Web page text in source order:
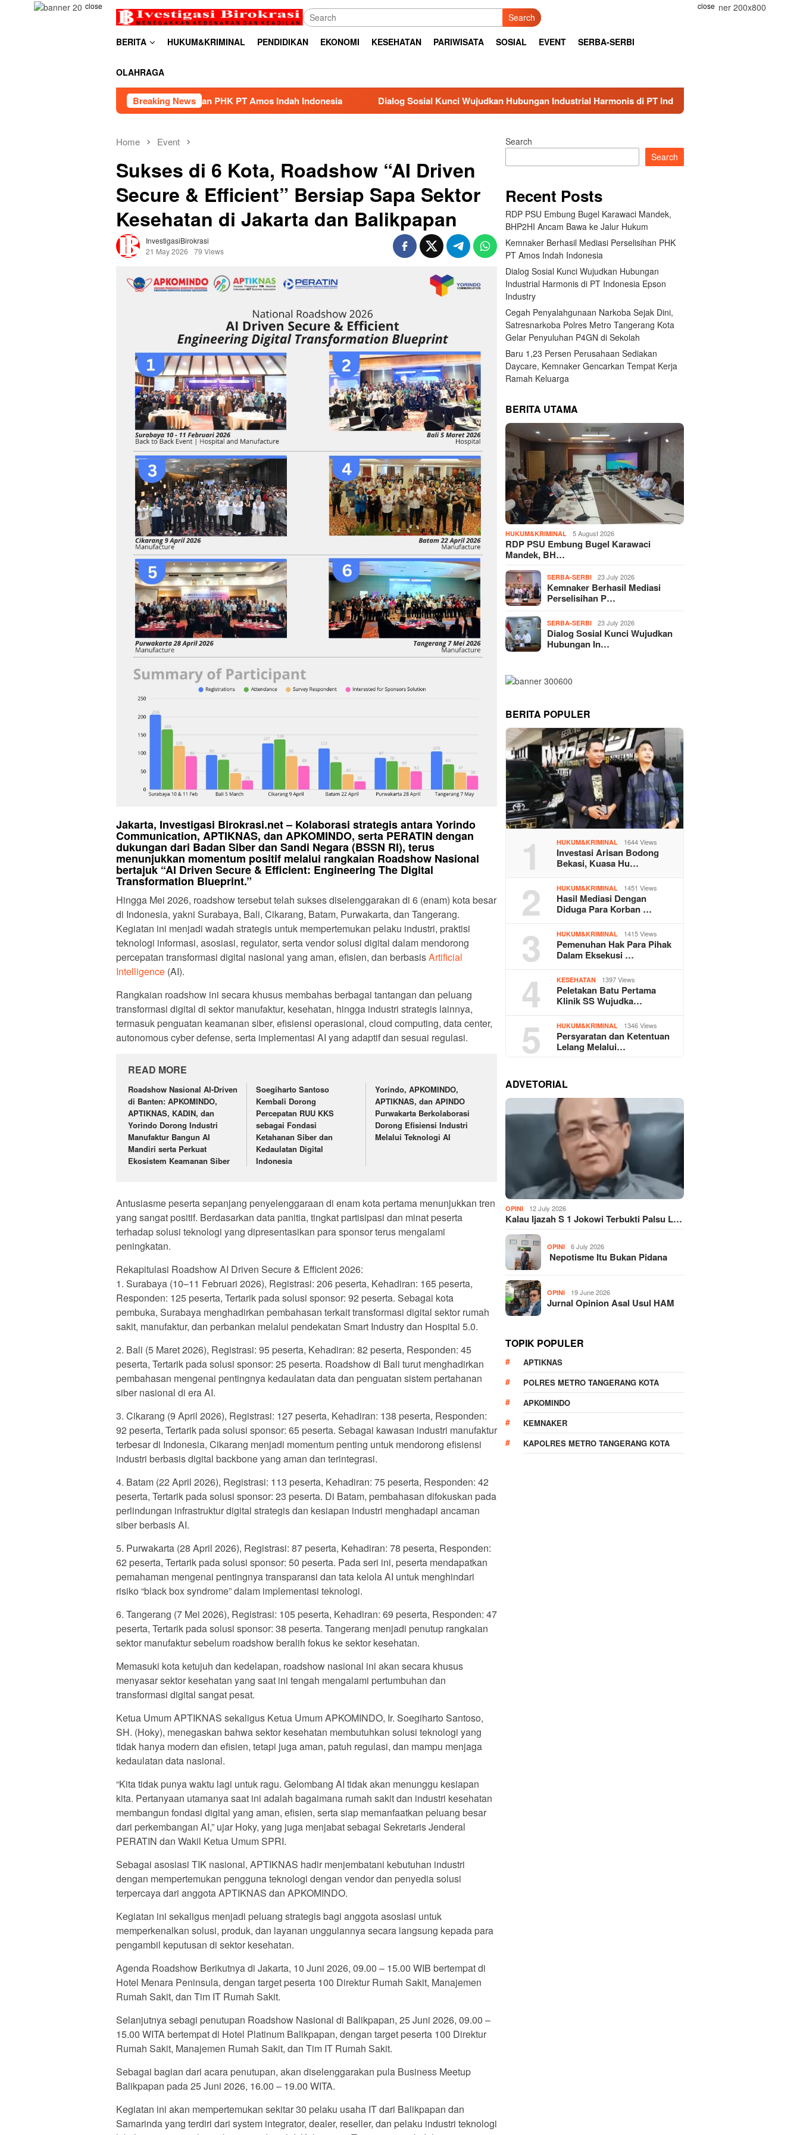
close close
Search
BERITA HUKUM&KRIMINAL PENDIDIKAN EKONOMI KESEHATAN PARIWISATA SOSIAL EVENT SERBA-SERBI
OLAHRAGA
Breaking News
Berhasil Mediasi Perselisihan PHK PT Amos Indah Indonesia Dialog Sosial Kunci Wujudkan Hubungan Industrial Harmonis di PT Indonesia Epson Industry
Home Event
Sukses di 6 Kota, Roadshow “AI Driven
Secure & Efficient” Bersiap Sapa Sektor
Kesehatan di Jakarta dan Balikpapan
InvestigasiBirokrasi
21 May 2026
79 Views
Jakarta, Investigasi Birokrasi.net – Kolaborasi strategis antara Yorindo
Communication, APTIKNAS, dan APKOMINDO, serta PERATIN dengan
dukungan dari Badan Siber dan Sandi Negara (BSSN RI), terus
menunjukkan momentum positif melalui rangkaian Roadshow Nasional
bertajuk “AI Driven Secure & Efficient: Engineering The Digital
Transformation Blueprint.”
Hingga Mei 2026, roadshow tersebut telah sukses diselenggarakan di 6 (enam) kota besar
di Indonesia, yakni Surabaya, Bali, Cikarang, Batam, Purwakarta, dan Tangerang.
Kegiatan ini menjadi wadah strategis untuk mempertemukan pelaku industri, praktisi
teknologi informasi, asosiasi, regulator, serta vendor solusi digital dalam mendorong
percepatan transformasi digital nasional yang aman, efisien, dan berbasisArtificial
Intelligence (AI).
Rangkaian roadshow ini secara khusus membahas berbagai tantangan dan peluang
transformasi digital di sektor manufaktur, kesehatan, hingga industri strategis lainnya,
termasuk penguatan keamanan siber, efisiensi operasional, cloud computing, data center,
autonomous cyber defense, serta implementasi AI yang adaptif dan sesuai regulasi.
READ MORE
Roadshow Nasional AI-Driven
di Banten: APKOMINDO,
APTIKNAS, KADIN, dan
Yorindo Dorong Industri
Manufaktur Bangun AI
Mandiri serta Perkuat
Ekosistem Keamanan Siber
Soegiharto Santoso
Kembali Dorong
Percepatan RUU KKS
sebagai Fondasi
Ketahanan Siber dan
Kedaulatan Digital
Indonesia
Yorindo, APKOMINDO,
APTIKNAS, dan APINDO
Purwakarta Berkolaborasi
Dorong Efisiensi Industri
Melalui Teknologi AI
Antusiasme peserta sepanjang penyelenggaraan di enam kota pertama menunjukkan tren
yang sangat positif. Berdasarkan data panitia, tingkat partisipasi dan minat peserta
terhadap solusi teknologi yang dipresentasikan para sponsor terus mengalami
peningkatan.
Rekapitulasi Roadshow AI Driven Secure & Efficient 2026:
1. Surabaya (10–11 Februari 2026), Registrasi: 206 peserta, Kehadiran: 165 peserta,
Responden: 125 peserta, Tertarik pada solusi sponsor: 92 peserta. Sebagai kota
pembuka, Surabaya menghadirkan pembahasan terkait transformasi digital sektor rumah
sakit, manufaktur, dan perbankan melalui pendekatan Smart Industry dan Hospital 5.0.
2. Bali (5 Maret 2026), Registrasi: 95 peserta, Kehadiran: 82 peserta, Responden: 45
peserta, Tertarik pada solusi sponsor: 25 peserta. Roadshow di Bali turut menghadirkan
pembahasan mengenai pentingnya kedaulatan data dan penguatan sistem pertahanan
siber nasional di era AI.
3. Cikarang (9 April 2026), Registrasi: 127 peserta, Kehadiran: 138 peserta, Responden:
92 peserta, Tertarik pada solusi sponsor: 65 peserta. Sebagai kawasan industri manufaktur
terbesar di Indonesia, Cikarang menjadi momentum penting untuk mendorong efisiensi
industri berbasis digital backbone yang aman dan terintegrasi.
4. Batam (22 April 2026), Registrasi: 113 peserta, Kehadiran: 75 peserta, Responden: 42
peserta, Tertarik pada solusi sponsor: 23 peserta. Di Batam, pembahasan difokuskan pada
perlindungan infrastruktur digital strategis dan kesiapan industri menghadapi ancaman
siber berbasis AI.
5. Purwakarta (28 April 2026), Registrasi: 87 peserta, Kehadiran: 78 peserta, Responden:
62 peserta, Tertarik pada solusi sponsor: 50 peserta. Pada seri ini, peserta mendapatkan
pemahaman mengenai pentingnya transparansi dan tata kelola AI untuk menghindari
risiko “black box syndrome” dalam implementasi teknologi.
6. Tangerang (7 Mei 2026), Registrasi: 105 peserta, Kehadiran: 69 peserta, Responden: 47
peserta, Tertarik pada solusi sponsor: 38 peserta. Tangerang menjadi penutup rangkaian
sektor manufaktur sebelum roadshow beralih fokus ke sektor kesehatan.
Memasuki kota ketujuh dan kedelapan, roadshow nasional ini akan secara khusus
menyasar sektor kesehatan yang saat ini tengah mengalami pertumbuhan dan
transformasi digital sangat pesat.
Ketua Umum APTIKNAS sekaligus Ketua Umum APKOMINDO, Ir. Soegiharto Santoso,
SH. (Hoky), menegaskan bahwa sektor kesehatan membutuhkan solusi teknologi yang
tidak hanya modern dan efisien, tetapi juga aman, patuh regulasi, dan mampu menjaga
kedaulatan data nasional.
“Kita tidak punya waktu lagi untuk ragu. Gelombang AI tidak akan menunggu kesiapan
kita. Pertanyaan utamanya saat ini adalah bagaimana rumah sakit dan industri kesehatan
membangun fondasi digital yang aman, efisien, serta siap memanfaatkan peluang besar
dari perkembangan AI,” ujar Hoky, yang juga menjabat sebagai Sekretaris Jenderal
PERATIN dan Wakil Ketua Umum SPRI.
Sebagai asosiasi TIK nasional, APTIKNAS hadir menjembatani kebutuhan industri
dengan mempertemukan pengguna teknologi dengan vendor dan penyedia solusi
terpercaya dari anggota APTIKNAS dan APKOMINDO.
Kegiatan ini sekaligus menjadi peluang strategis bagi anggota asosiasi untuk
memperkenalkan solusi, produk, dan layanan unggulannya secara langsung kepada para
pengambil keputusan di sektor kesehatan.
Agenda Roadshow Berikutnya di Jakarta, 10 Juni 2026, 09.00 – 15.00 WIB bertempat di
Hotel Menara Peninsula, dengan target peserta 100 Direktur Rumah Sakit, Manajemen
Rumah Sakit, dan Tim IT Rumah Sakit.
Selanjutnya sebagi penutupan Roadshow Nasional di Balikpapan, 25 Juni 2026, 09.00 –
15.00 WITA bertempat di Hotel Platinum Balikpapan, dengan target peserta 100 Direktur
Rumah Sakit, Manajemen Rumah Sakit, dan Tim IT Rumah Sakit.
Sebagai bagian dari acara penutupan, akan diselenggarakan pula Business Meetup
Balikpapan pada 25 Juni 2026, 16.00 – 19.00 WITA.
Kegiatan ini akan mempertemukan sekitar 30 pelaku usaha IT dari Balikpapan dan
Samarinda yang terdiri dari system integrator, dealer, reseller, dan pelaku industri teknologi
Search
Search
Recent Posts
RDP PSU Embung Bugel Karawaci Mandek,
BHP2HI Ancam Bawa ke Jalur Hukum
Kemnaker Berhasil Mediasi Perselisihan PHK
PT Amos Indah Indonesia
Dialog Sosial Kunci Wujudkan Hubungan
Industrial Harmonis di PT Indonesia Epson
Industry
Cegah Penyalahgunaan Narkoba Sejak Dini,
Satresnarkoba Polres Metro Tangerang Kota
Gelar Penyuluhan P4GN di Sekolah
Baru 1,23 Persen Perusahaan Sediakan
Daycare, Kemnaker Gencarkan Tempat Kerja
Ramah Keluarga
BERITA UTAMA
HUKUM&KRIMINAL 5 August 2026
RDP PSU Embung Bugel Karawaci
Mandek, BH…
SERBA-SERBI 23 July 2026
Kemnaker Berhasil Mediasi
Perselisihan P…
SERBA-SERBI 23 July 2026
Dialog Sosial Kunci Wujudkan
Hubungan In…
BERITA POPULER
1 HUKUM&KRIMINAL 1644 Views
Investasi Arisan Bodong
Bekasi, Kuasa Hu…
2 HUKUM&KRIMINAL 1451 Views
Hasil Mediasi Dengan
Diduga Para Korban …
3 HUKUM&KRIMINAL 1415 Views
Pemenuhan Hak Para Pihak
Dalam Eksekusi …
4 KESEHATAN 1397 Views
Peletakan Batu Pertama
Klinik SS Wujudka…
5 HUKUM&KRIMINAL 1346 Views
Persyaratan dan Ketentuan
Lelang Melalui…
ADVETORIAL
OPINI 12 July 2026
Kalau Ijazah S 1 Jokowi Terbukti Palsu L…
OPINI 6 July 2026
Nepotisme Itu Bukan Pidana
OPINI 19 June 2026
Jurnal Opinion Asal Usul HAM
TOPIK POPULER
APTIKNAS
POLRES METRO TANGERANG KOTA
APKOMINDO
KEMNAKER
KAPOLRES METRO TANGERANG KOTA